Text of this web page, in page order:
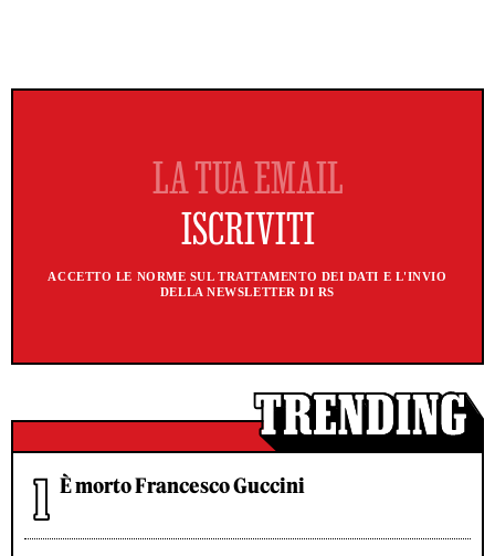
ACCETTO LE NORME SUL TRATTAMENTO DEI DATI E L'INVIO
DELLA NEWSLETTER DI RS
È morto Francesco Guccini